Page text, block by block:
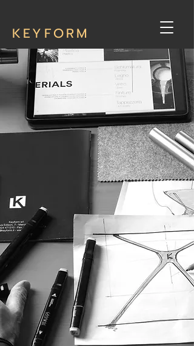
KEYFORM